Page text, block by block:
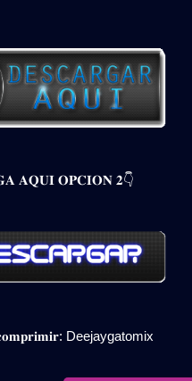
𝐀𝐐𝐔𝐈 𝐎𝐏𝐂𝐈𝐎𝐍 𝟐👇
Deejaygatomix